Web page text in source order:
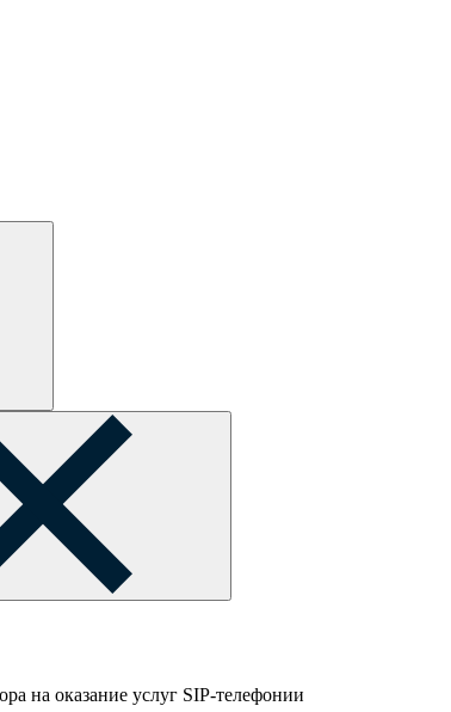
на оказание услуг SIP-телефонии